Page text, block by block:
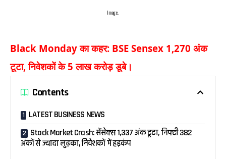
Image..
Black Monday का कहर: BSE Sensex 1,270 अंक
टूटा, निवेशकों के 5 लाख करोड़ डूबे।
Contents
LATEST BUSINESS NEWS
Stock Market Crash: सेंसेक्स 1,337 अंक टूटा, निफ्टी 382
अंकों से ज्यादा लुढ़का, निवेशकों में हड़कंप